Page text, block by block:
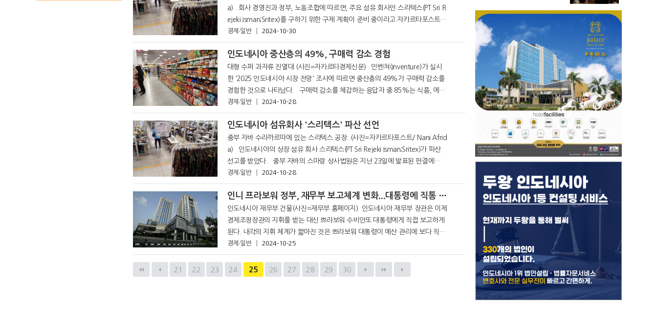
a) 회사 경영진과 정부, 노동조합에 따르면, 주요 섬유 회사인 스리텍스(PT Sri R
ejeki Isman;Sritex)를 구하기 위한 구제 계획이 준비 중이라고 자카르타포스트가
28일 전했다.
경제∙일반 2024-10-30
인도네시아 중산층의 49%, 구매력 감소 경험
대형 수퍼 과자류 진열대 (사진=자카르타경제신문) 인벤쳐(Inventure)가 실시
한 '2025 인도네시아 시장 전망' 조사에 따르면 중산층의 49%가 구매력 감소를
경험한 것으로 나타났다. 구매력 감소를 체감하는 응답자 중 85%는 식품, 에너
지, 교통
경제∙일반 2024-10-28
인도네시아 섬유회사 '스리텍스' 파산 선언
중부 자바 수라까르따에 있는 스리텍스 공장. (사진=자카르타포스트/ Nani Afrid
a) 인도네시아의 상장 섬유 회사 스리텍스(PT Sri Rejeki Isman;Sritex)가 파산
선고를 받았다. 중부 자바의 스마랑 상사법원은 지난 23일에 발표된 판결에
서 인도 바르따 라요(
경제∙일반 2024-10-28
인니 프라보워 정부, 재무부 보고체계 변화...대통령에 직통 보고
인도네시아 재무부 건물(사진=재무부 홈페이지) 인도네시아 재무부 장관은 이제
경제조정장관의 지휘를 받는 대신 쁘라보워 수비안또 대통령에게 직접 보고하게
된다. 내각의 지휘 체계가 짧아진 것은 쁘라보워 대통령이 예산 관리에 보다 직접
경제∙일반 2024-10-25
21 22 23 24 25 26 27 28 29 30
맨끝 다음검색